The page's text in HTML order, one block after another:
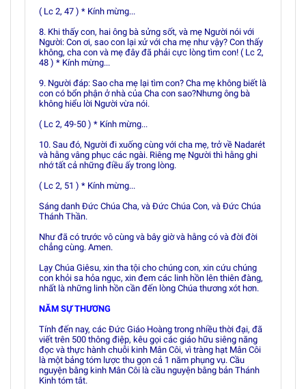
( Lc 2, 47 ) * Kính mừng...
8. Khi thấy con, hai ông bà sửng sốt, và mẹ Người nói với
Người: Con ơi, sao con lại xử với cha mẹ như vậy? Con thấy
không, cha con và mẹ đây đã phải cực lòng tìm con! ( Lc 2,
48 ) * Kính mừng...
9. Người đáp: Sao cha mẹ lại tìm con? Cha mẹ không biết là
con có bổn phận ở nhà của Cha con sao?Nhưng ông bà
không hiểu lời Người vừa nói.
( Lc 2, 49-50 ) * Kính mừng...
10. Sau đó, Người đi xuống cùng với cha mẹ, trở về Nadarét
và hằng vâng phục các ngài. Riêng mẹ Người thì hằng ghi
nhớ tất cả những điều ấy trong lòng.
( Lc 2, 51 ) * Kính mừng...
Sáng danh Ðức Chúa Cha, và Ðức Chúa Con, và Ðức Chúa
Thánh Thần.
Như đã có trước vô cùng và bây giờ và hằng có và đời đời
chẳng cùng. Amen.
Lạy Chúa Giêsu, xin tha tội cho chúng con, xin cứu chúng
con khỏi sa hỏa ngục, xin đem các linh hồn lên thiên đàng,
nhất là những linh hồn cần đến lòng Chúa thương xót hơn.
NĂM SỰ THƯƠNG
Tính đến nay, các Ðức Giáo Hoàng trong nhiều thời đại, đã
viết trên 500 thông điệp, kêu gọi các giáo hữu siêng năng
đọc và thực hành chuỗi kinh Mân Côi, vì tràng hạt Mân Côi
là một bảng tóm lược thu gọn cả 1 năm phụng vụ. Cầu
nguyện bằng kinh Mân Côi là cầu nguyện bằng bản Thánh
Kinh tóm tắt.